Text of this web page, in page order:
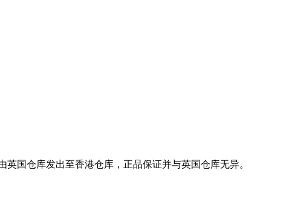
国仓库发出至香港仓库，正品保证并与英国仓库无异。